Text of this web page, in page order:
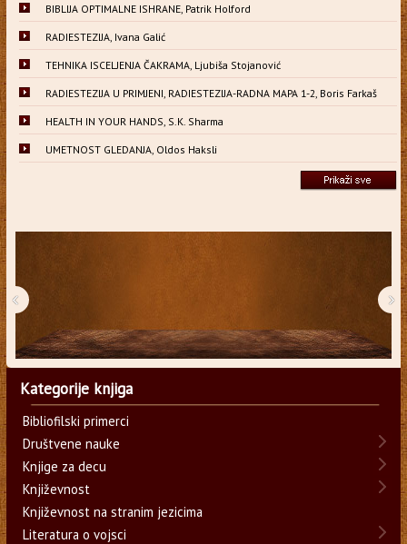
BIBLIJA OPTIMALNE ISHRANE, Patrik Holford
RADIESTEZIJA, Ivana Galić
TEHNIKA ISCELJENJA ČAKRAMA, Ljubiša Stojanović
RADIESTEZIJA U PRIMJENI, RADIESTEZIJA-RADNA MAPA 1-2, Boris Farkaš
HEALTH IN YOUR HANDS, S.K. Sharma
UMETNOST GLEDANJA, Oldos Haksli
‹ ›
Kategorije knjiga
Bibliofilski primerci
Društvene nauke
Knjige za decu
Književnost
Književnost na stranim jezicima
Literatura o vojsci